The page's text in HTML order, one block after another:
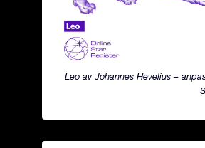
Leo av Johannes Hevelius –